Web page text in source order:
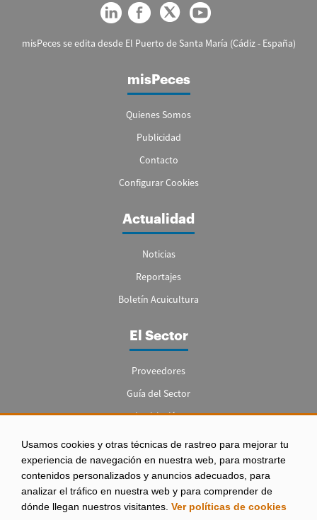
Usamos cookies y otras técnicas de rastreo para mejorar tu
experiencia de navegación en nuestra web, para mostrarte
contenidos personalizados y anuncios adecuados, para
analizar el tráfico en nuestra web y para comprender de
dónde llegan nuestros visitantes. Ver políticas de cookies
misPeces se edita desde El Puerto de Santa María (Cádiz - España)
misPeces
Quienes Somos
Publicidad
Contacto
Configurar Cookies
Actualidad
Noticias
Reportajes
Boletín Acuicultura
El Sector
Proveedores
Guía del Sector
Legislación
Empleo
Aviso legal